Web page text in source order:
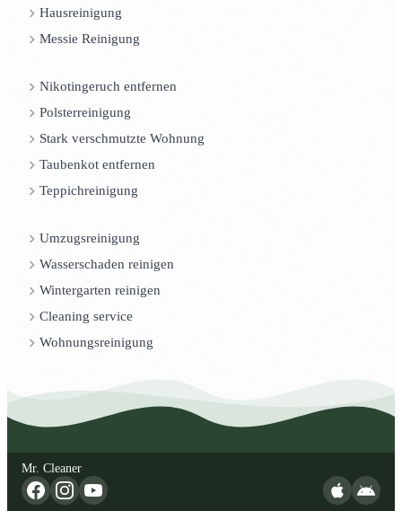
Hausreinigung
Messie Reinigung
Nikotingeruch entfernen
Polsterreinigung
Stark verschmutzte Wohnung
Taubenkot entfernen
Teppichreinigung
Umzugsreinigung
Wasserschaden reinigen
Wintergarten reinigen
Cleaning service
Wohnungsreinigung
Mr. Cleaner